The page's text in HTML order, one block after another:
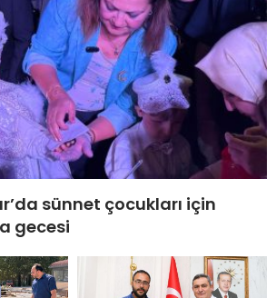
sünnet çocukları için
gecesi